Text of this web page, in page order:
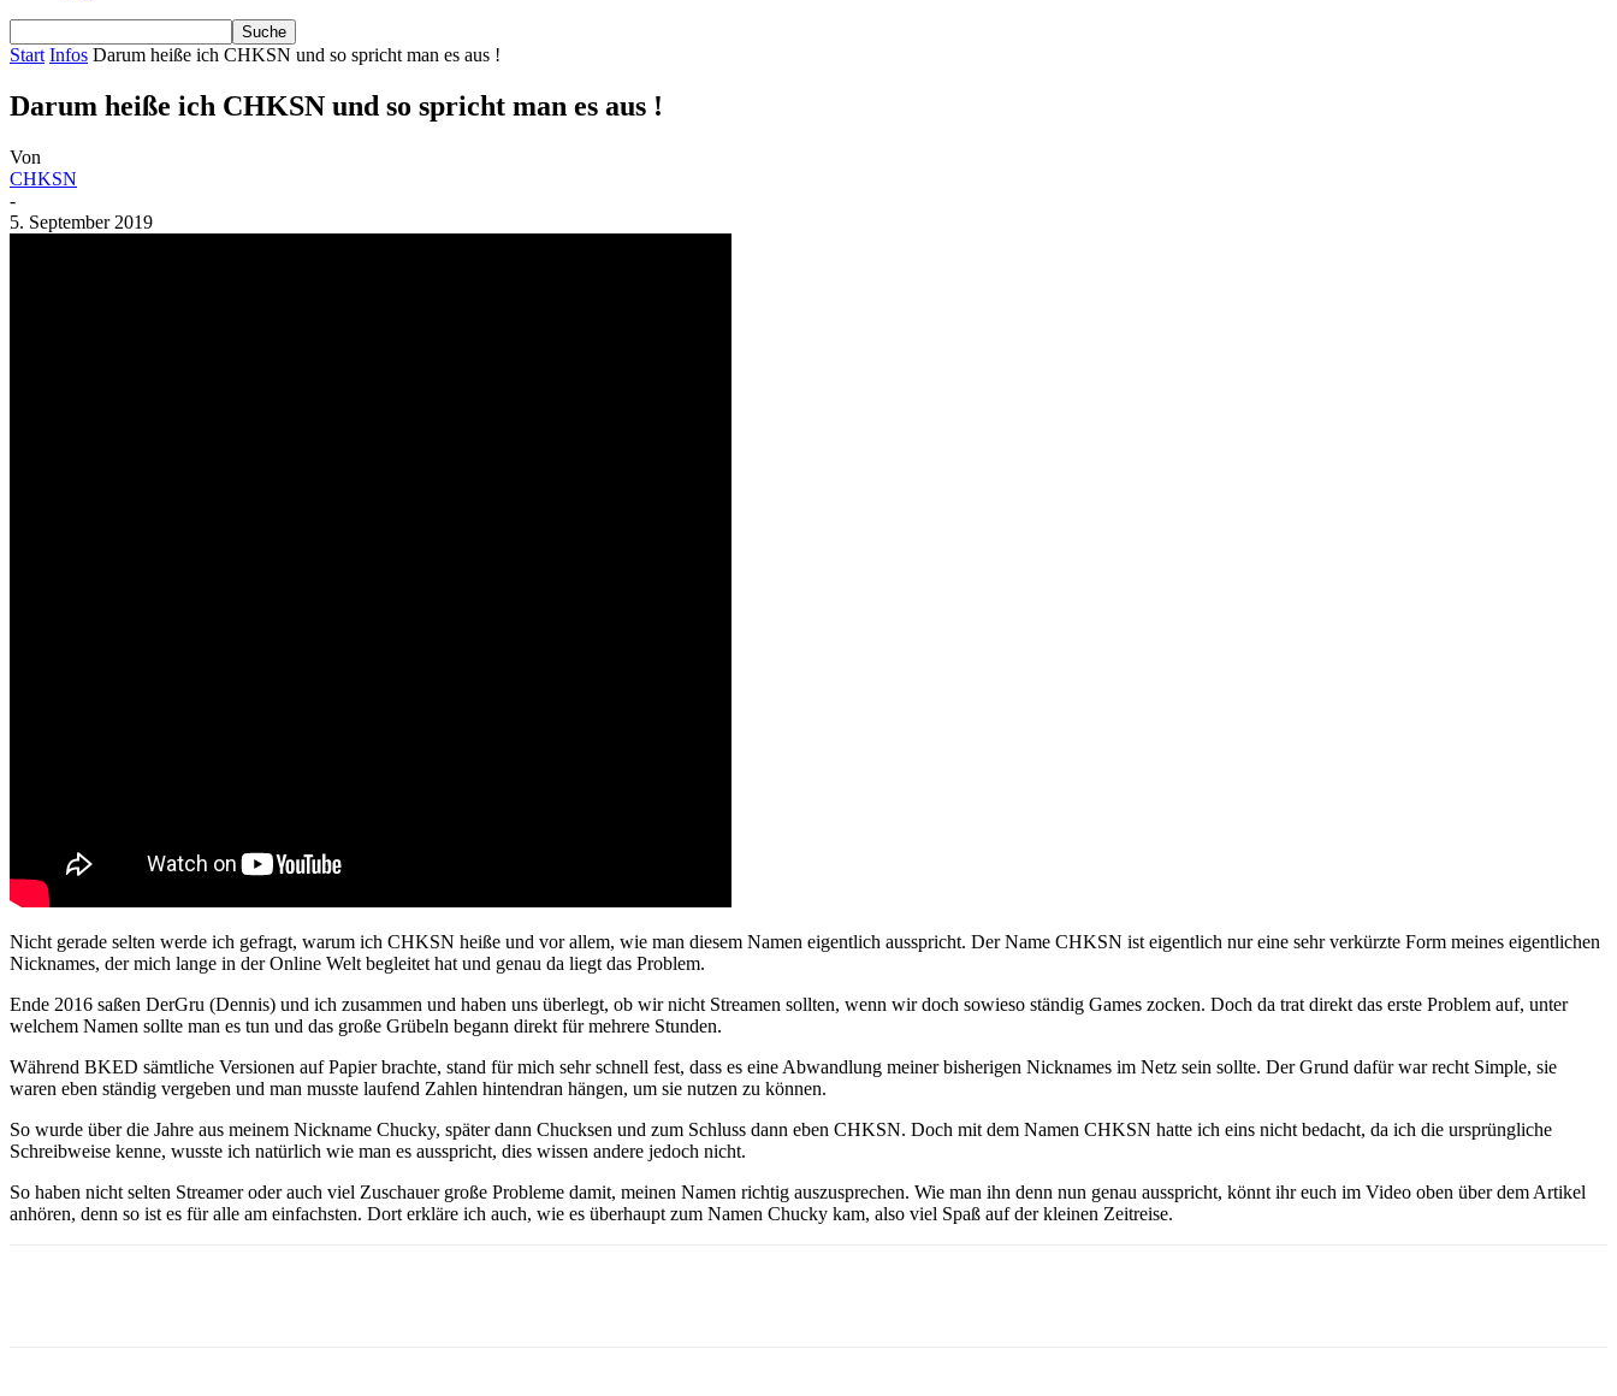
Start Infos Darum heiße ich CHKSN und so spricht man es aus !
Darum heiße ich CHKSN und so spricht man es aus !
Von
CHKSN
-
5. September 2019
Nicht gerade selten werde ich gefragt, warum ich CHKSN heiße und vor allem, wie man diesem Namen eigentlich ausspricht. Der Name CHKSN ist eigentlich nur eine sehr verkürzte Form meines eigentlichen
Nicknames, der mich lange in der Online Welt begleitet hat und genau da liegt das Problem.
Ende 2016 saßen DerGru (Dennis) und ich zusammen und haben uns überlegt, ob wir nicht Streamen sollten, wenn wir doch sowieso ständig Games zocken. Doch da trat direkt das erste Problem auf, unter
welchem Namen sollte man es tun und das große Grübeln begann direkt für mehrere Stunden.
Während BKED sämtliche Versionen auf Papier brachte, stand für mich sehr schnell fest, dass es eine Abwandlung meiner bisherigen Nicknames im Netz sein sollte. Der Grund dafür war recht Simple, sie
waren eben ständig vergeben und man musste laufend Zahlen hintendran hängen, um sie nutzen zu können.
So wurde über die Jahre aus meinem Nickname Chucky, später dann Chucksen und zum Schluss dann eben CHKSN. Doch mit dem Namen CHKSN hatte ich eins nicht bedacht, da ich die ursprüngliche
Schreibweise kenne, wusste ich natürlich wie man es ausspricht, dies wissen andere jedoch nicht.
So haben nicht selten Streamer oder auch viel Zuschauer große Probleme damit, meinen Namen richtig auszusprechen. Wie man ihn denn nun genau ausspricht, könnt ihr euch im Video oben über dem Artikel
anhören, denn so ist es für alle am einfachsten. Dort erkläre ich auch, wie es überhaupt zum Namen Chucky kam, also viel Spaß auf der kleinen Zeitreise.